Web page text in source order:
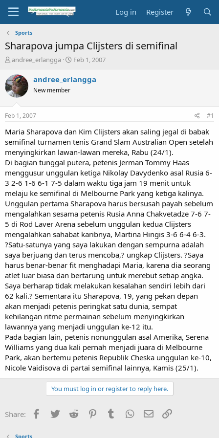
Log in Register
Sports
Sharapova jumpa Clijsters di semifinal
T
r
e
a
s
t
a
t
e
r
andree_erlangga
S
a
e
Feb 1, 2007
andree_erlangga
New member
Feb 1, 2007 #1
Maria Sharapova dan Kim Clijsters akan saling jegal di babak
semifinal turnamen tenis Grand Slam Australian Open setelah
menyingkirkan lawan-lawan mereka, Rabu (24/1).
Di bagian tunggal putera, petenis Jerman Tommy Haas
menggusur unggulan ketiga Nikolay Davydenko asal Rusia 6-
3 2-6 1-6 6-1 7-5 dalam waktu tiga jam 19 menit untuk
melaju ke semifinal di Melbourne Park yang ketiga kalinya.
Unggulan pertama Sharapova harus bersusah payah sebelum
mengalahkan sesama petenis Rusia Anna Chakvetadze 7-6 7-
5 di Rod Laver Arena sebelum unggulan kedua Clijsters
mengalahkan sahabat karibnya, Martina Hingis 3-6 6-4 6-3.
?Satu-satunya yang saya lakukan dengan sempurna adalah
saya berjuang dan terus mencoba,? ungkap Clijsters. ?Saya
harus benar-benar fit menghadapi Maria, karena dia seorang
atlet luar biasa dan bertarung untuk merebut setiap angka.
Saya berharap tidak melakukan kesalahan sendiri lebih dari
62 kali.? Sementara itu Sharapova, 19, yang pekan depan
akan menjadi petenis peringkat satu dunia, sempat
kehilangan ritme permainan sebelum menyingkirkan
lawannya yang menjadi unggulan ke-12 itu.
Pada bagian lain, petenis nonunggulan asal Amerika, Serena
Williams yang dua kali pernah menjadi juara di Melbourne
Park, akan bertemu petenis Republik Cheska unggulan ke-10,
Nicole Vaidisova di partai semifinal lainnya, Kamis (25/1).
You must log in or register to reply here.
Share: Facebook
Twitter Reddit PinterestTumblr WhatsApp
Email
Sports